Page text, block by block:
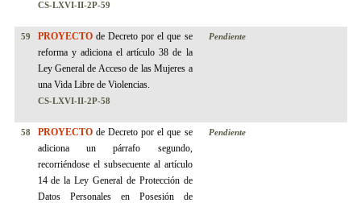
CS-LXVI-II-2P-59
59 PROYECTOde Decreto por el que se
reforma y adiciona el artículo 38 de la
Ley General de Acceso de las Mujeres a
una Vida Libre de Violencias.
CS-LXVI-II-2P-58
Pendiente
58 PROYECTOde Decreto por el que se
adiciona un párrafo segundo,
recorriéndose el subsecuente al artículo
14 de la Ley General de Protección de
Datos Personales en Posesión de
Pendiente